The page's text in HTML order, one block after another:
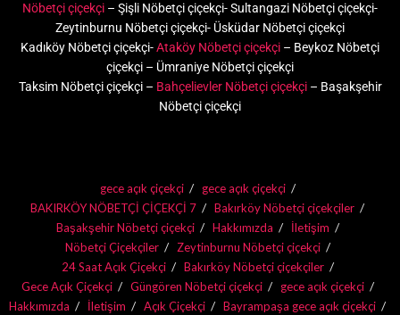
Nöbetçi çiçekçi – Şişli Nöbetçi çiçekçi- Sultangazi Nöbetçi çiçekçi-
Zeytinburnu Nöbetçi çiçekçi- Üsküdar Nöbetçi çiçekçi
Kadıköy Nöbetçi çiçekçi-Ataköy Nöbetçi çiçekçi – Beykoz Nöbetçi
çiçekçi – Ümraniye Nöbetçi çiçekçi
Taksim Nöbetçi çiçekçi – Bahçelievler Nöbetçi çiçekçi– Başakşehir
Nöbetçi çiçekçi
gece açık çiçekçi
gece açık çiçekçi
BAKIRKÖY NÖBETÇİ ÇİÇEKÇİ 7
Bakırköy Nöbetçi çiçekçiler
Başakşehir Nöbetçi çiçekçi
Hakkımızda
İletişim
Nöbetçi Çiçekçiler
Zeytinburnu Nöbetçi çiçekçi
24 Saat Açık Çiçekçi
Bakırköy Nöbetçi çiçekçiler
Gece Açık Çiçekçi
Güngören Nöbetçi çiçekçi
gece açık çiçekçi
Hakkımızda
İletişim Açık Çiçekçi
Bayrampaşa gece açık çiçekçi